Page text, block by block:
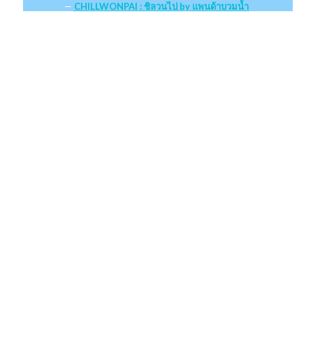
CHILLWONPAI : ชิลวนไป by แพนด้าบวมน้ำ